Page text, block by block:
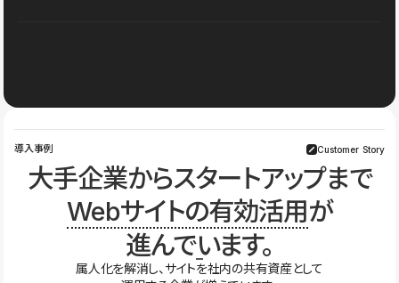
導入事例 Customer Story
大手企業からスタートアップまで
Webサイトの有効活用が
進んでいます。
属人化を解消し、サイトを社内の共有資産として